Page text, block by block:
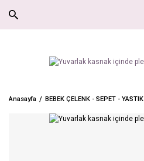
Anasayfa BEBEK ÇELENK - SEPET - YASTIK